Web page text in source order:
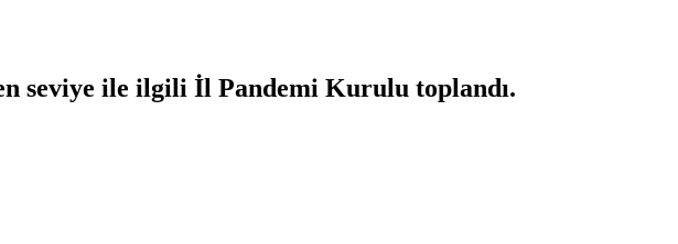
seviye ile ilgili İl Pandemi Kurulu toplandı.